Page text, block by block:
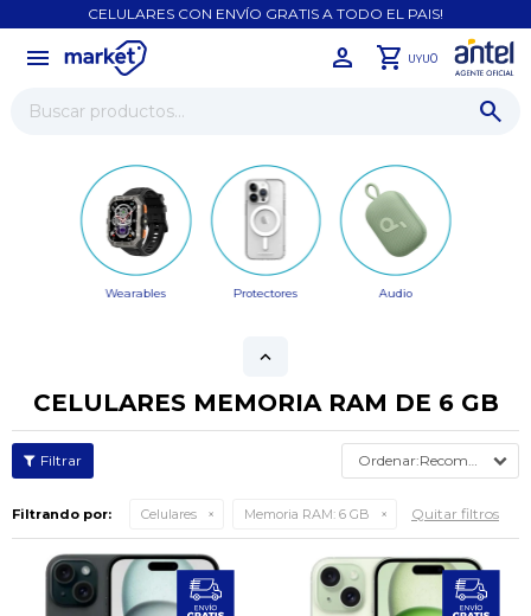
CELULARES CON ENVÍO GRATIS A TODO EL PAIS!
menu UYU0
Wearables Protectores Audio
CELULARES MEMORIA RAM DE 6 GB
Recomendados
Filtrando por: Celulares Memoria RAM: 6 GB Quitar filtros
close